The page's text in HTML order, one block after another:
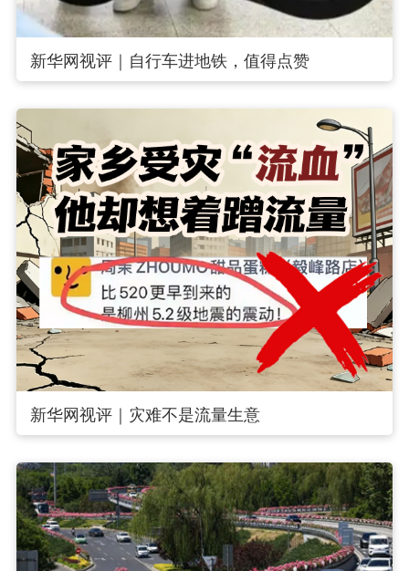
新华网视评｜自行车进地铁，值得点赞
新华网视评｜灾难不是流量生意